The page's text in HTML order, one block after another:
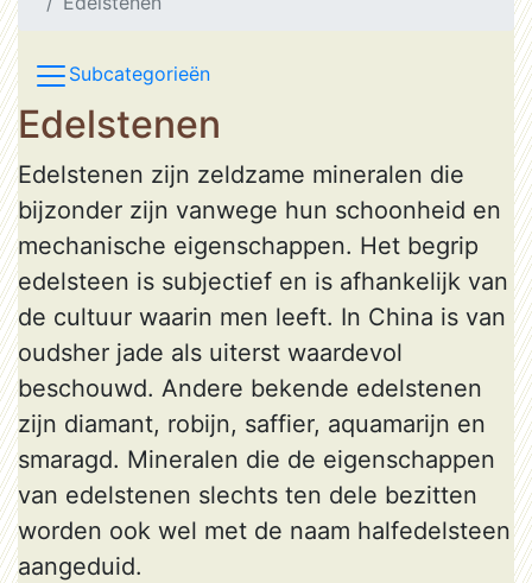
Subcategorieën
Edelstenen
Edelstenen zijn zeldzame mineralen die
bijzonder zijn vanwege hun schoonheid en
mechanische eigenschappen. Het begrip
edelsteen is subjectief en is afhankelijk van
de cultuur waarin men leeft. In China is van
oudsher jade als uiterst waardevol
beschouwd. Andere bekende edelstenen
zijn diamant, robijn, saffier, aquamarijn en
smaragd. Mineralen die de eigenschappen
van edelstenen slechts ten dele bezitten
worden ook wel met de naam halfedelsteen
aangeduid.